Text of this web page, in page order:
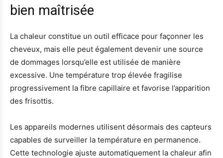
bien maîtrisée
La chaleur constitue un outil efficace pour façonner les
cheveux, mais elle peut également devenir une source
de dommages lorsqu’elle est utilisée de manière
excessive. Une température trop élevée fragilise
progressivement la fibre capillaire et favorise l’apparition
des frisottis.
Les appareils modernes utilisent désormais des capteurs
capables de surveiller la température en permanence.
Cette technologie ajuste automatiquement la chaleur afin